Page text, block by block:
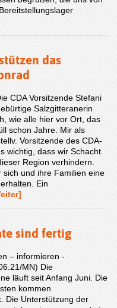
das
CDA Vorsitzende Stefani
Salzgitteranerin
wie alle hier vor Ort, das
schon Jahre. Mir als
Vorsitzende des CDA-
wichtig, dass wir Schacht
Region verhindern.
sich und ihre Familien eine
Ein
sind fertig
– informieren -
MN) Die
läuft seit Anfang Juni. Die
kommen
Die Unterstützung der